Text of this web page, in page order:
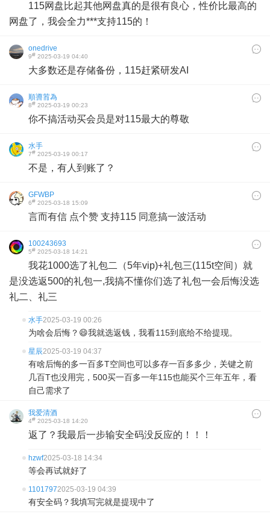
115网盘比起其他网盘真的是很有良心，性价比最高的
网盘了，我会全力***支持115的！
onedrive
9# 2025-03-19 04:40
大多数还是存储备份，115赶紧研发AI
順噵荋為
8# 2025-03-19 00:23
你不搞活动买会员是对115最大的尊敬
水手
7# 2025-03-19 00:17
不是，有人到账了？
GFWBP
6# 2025-03-18 15:09
言而有信 点个赞 支持115 同意搞一波活动
100243693
5# 2025-03-18 14:21
我花1000选了礼包二（5年vip)+礼包三(115t空间）就
是没选返500的礼包一,我搞不懂你们选了礼包一会后悔没选
礼二、礼三
水手2025-03-19 00:26
为啥会后悔？😄我就选返钱，我看115到底给不给提现。
星辰2025-03-19 04:37
有啥后悔的多一百多T空间也可以多存一百多多少，关键之前
几百T也没用完，500买一百多一年115也能买个三年五年，看
自己需求了
我爱清酒
4# 2025-03-18 14:20
返了？我最后一步输安全码没反应的！！！
hzwf2025-03-18 14:34
等会再试就好了
11017972025-03-19 04:39
有安全码？我填写完就是提现中了